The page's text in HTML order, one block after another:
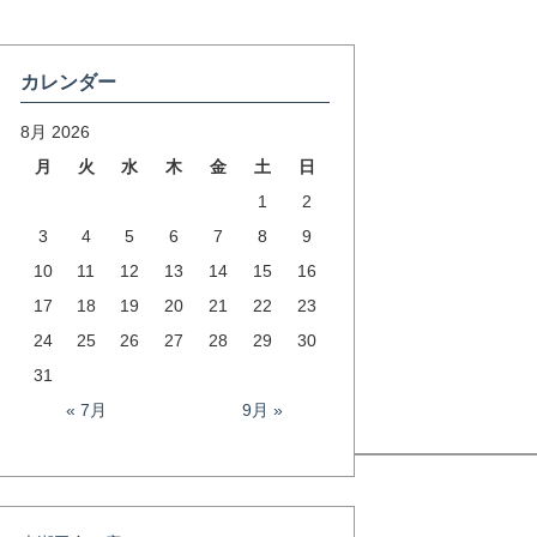
カレンダー
8月 2026
月
火 水 木 金 土
日
1
2
3
4 5 6 7 8
9
10
11 12 13 14 15
16
17
18 19 20 21 22
23
24
25 26 27 28 29
30
31
« 7月
9月 »